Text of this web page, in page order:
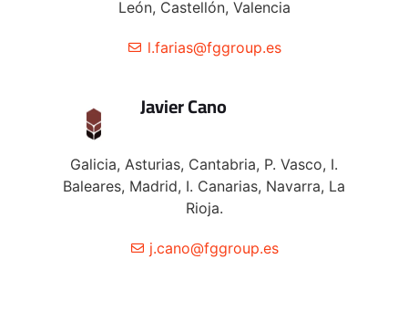
León, Castellón, Valencia
l.farias@fggroup.es
Javier Cano
Galicia, Asturias, Cantabria, P. Vasco, I.
Baleares, Madrid, I. Canarias, Navarra, La
Rioja.
j.cano@fggroup.es